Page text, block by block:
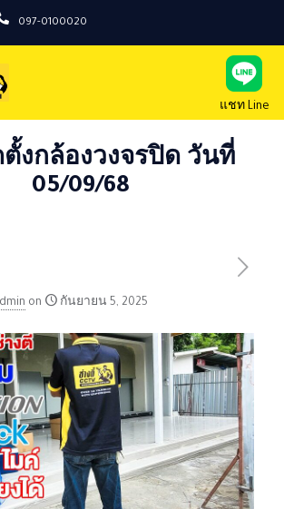
097-0100020
แชท Line
งกล้องวงจรปิด วันที่
05/09/68
on กันยายน 5, 2025